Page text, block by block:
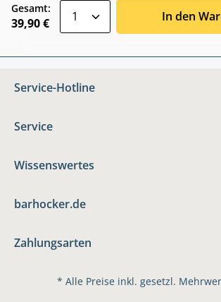
Gesamt:
39,90 € In den
Service-Hotline
Service
Wissenswertes
barhocker.de
Zahlungsarten
* Alle Preise inkl. gesetzl.